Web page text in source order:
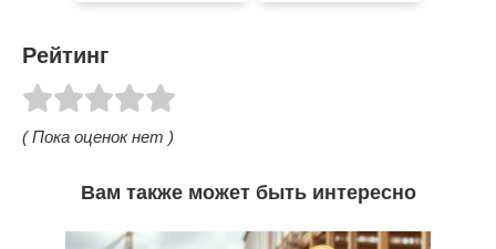
Рейтинг
( Пока оценок нет )
Вам также может быть интересно